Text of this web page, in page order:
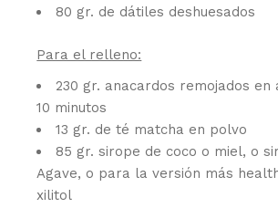
80 gr. de dátiles deshuesados
Para el relleno:
230 gr. anacardos remojados en
10 minutos
13 gr. de té matcha en polvo
85 gr. sirope de coco o miel, o
Agave, o para la versión más
xilitol